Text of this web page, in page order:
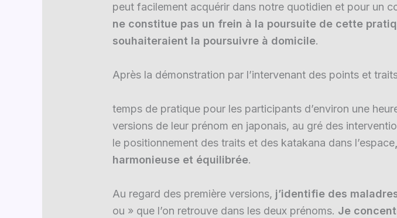
peut facilement acquérir dans notre quotidien et pour un
ne constitue pas un frein à la poursuite de cette
souhaiteraient la poursuivre à domicile.
Après la démonstration par l’intervenant des points et
temps de pratique pour les participants d’environ une
versions de leur prénom en japonais, au gré des
le positionnement des traits et des katakana dans l’espace
harmonieuse et équilibrée.
Au regard des première versions, j’identifie des
ou » que l’on retrouve dans les deux prénoms. Je